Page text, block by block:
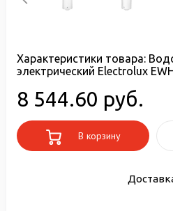
Характеристики товара:
электрический Electrolux
8 544.60 руб.
В корзину